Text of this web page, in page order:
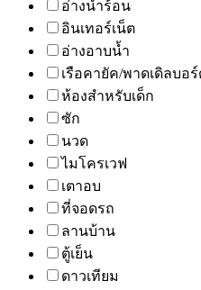
อ่างน้ำร้อน
อินเทอร์เน็ต
อ่างอาบน้ำ
เรือคายัค/พาดเดิลบอ
ห้องสำหรับเด็ก
ซัก
นวด
ไมโครเวฟ
เตาอบ
ที่จอดรถ
ลานบ้าน
ตู้เย็น
ดาวเทียม